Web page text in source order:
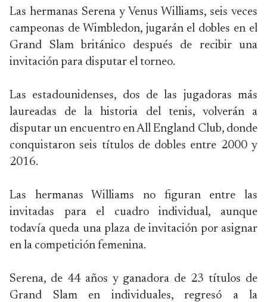
Las hermanas Serena y Venus Williams, seis veces
campeonas de Wimbledon, jugarán el dobles en el
Grand Slam británico después de recibir una
invitación para disputar el torneo.
Las estadounidenses, dos de las jugadoras más
laureadas de la historia del tenis, volverán a
disputar un encuentro en All England Club, donde
conquistaron seis títulos de dobles entre 2000 y
2016.
Las hermanas Williams no figuran entre las
invitadas para el cuadro individual, aunque
todavía queda una plaza de invitación por asignar
en la competición femenina.
Serena, de 44 años y ganadora de 23 títulos de
Grand Slam en individuales, regresó a la